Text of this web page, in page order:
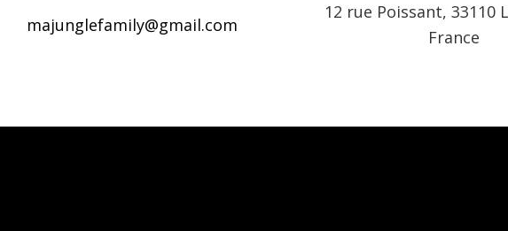
majunglefamily@gmail.com
12 rue Poissant, 33110
France